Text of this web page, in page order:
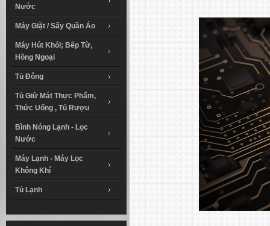
Nước
Máy Giặt / Sấy Quần Áo
Máy Hút Khói; Bếp Từ,
Hồng Ngoại
Tủ Đông
Tủ Giữ Mát Thực Phẩm,
Thức Uống , Tủ Rượu
Bình Nóng Lạnh - Lọc
Nước
Máy Lạnh - Máy Lọc
Không Khí
Tủ Lạnh